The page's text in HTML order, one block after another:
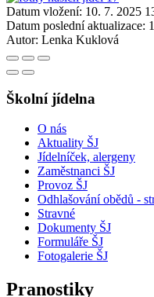
Datum vložení: 10. 7. 2025
Datum poslední aktualizace:
Autor: Lenka Kuklová
Školní jídelna
O nás
Aktuality ŠJ
Jídelníček, alergeny
Zaměstnanci ŠJ
Provoz ŠJ
Odhlašování obědů -
Stravné
Dokumenty ŠJ
Formuláře ŠJ
Fotogalerie ŠJ
Pranostiky